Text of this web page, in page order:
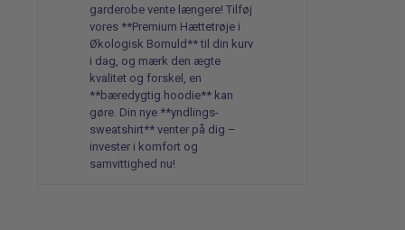
garderobe vente længere! Tilføj
vores **Premium Hættetrøje i
Økologisk Bomuld** til din kurv
i dag, og mærk den ægte
kvalitet og forskel, en
**bæredygtig hoodie** kan
gøre. Din nye **yndlings-
sweatshirt** venter på dig –
invester i komfort og
samvittighed nu!